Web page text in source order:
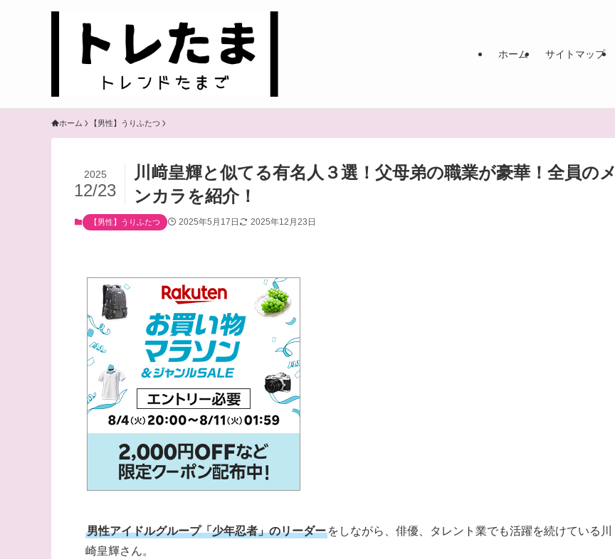
ホーム サイトマップ
ホーム 【男性】うりふたつ
川﨑皇輝と似てる有名人３選！父母弟の職業が豪華！全員のメ
ンカラを紹介！
2025
12/23
【男性】うりふたつ 2025年5月17日 2025年12月23日
男性アイドルグループ「少年忍者」のリーダー をしながら、俳優、タレント業でも活躍を続けている川
崎皇輝さん。